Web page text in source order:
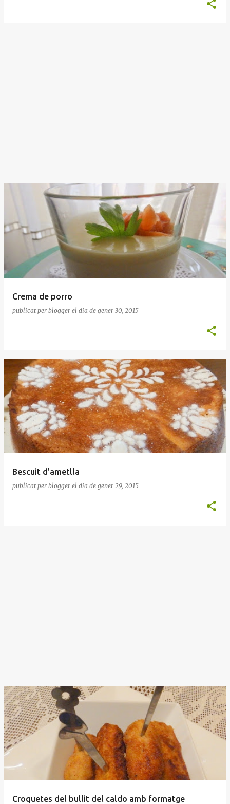
Crema de porro
publicat per blogger el dia de gener 30, 2015
Bescuit d'ametlla
publicat per blogger el dia de gener 29, 2015
Croquetes del bullit del caldo amb formatge